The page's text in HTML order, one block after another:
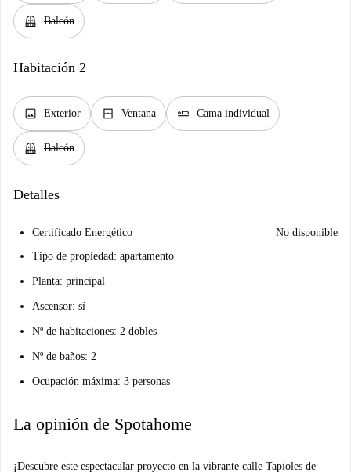
balcony Balcón
Habitación 2
image Exterior window_closed Ventana airline_seat_flat Cama individual
balcony Balcón
Detalles
Certificado Energético
No disponible
Tipo de propiedad: apartamento
Planta: principal
Ascensor: sí
Nº de habitaciones: 2 dobles
Nº de baños: 2
Ocupación máxima: 3 personas
La opinión de Spotahome
¡Descubre este espectacular proyecto en la vibrante calle Tapioles de